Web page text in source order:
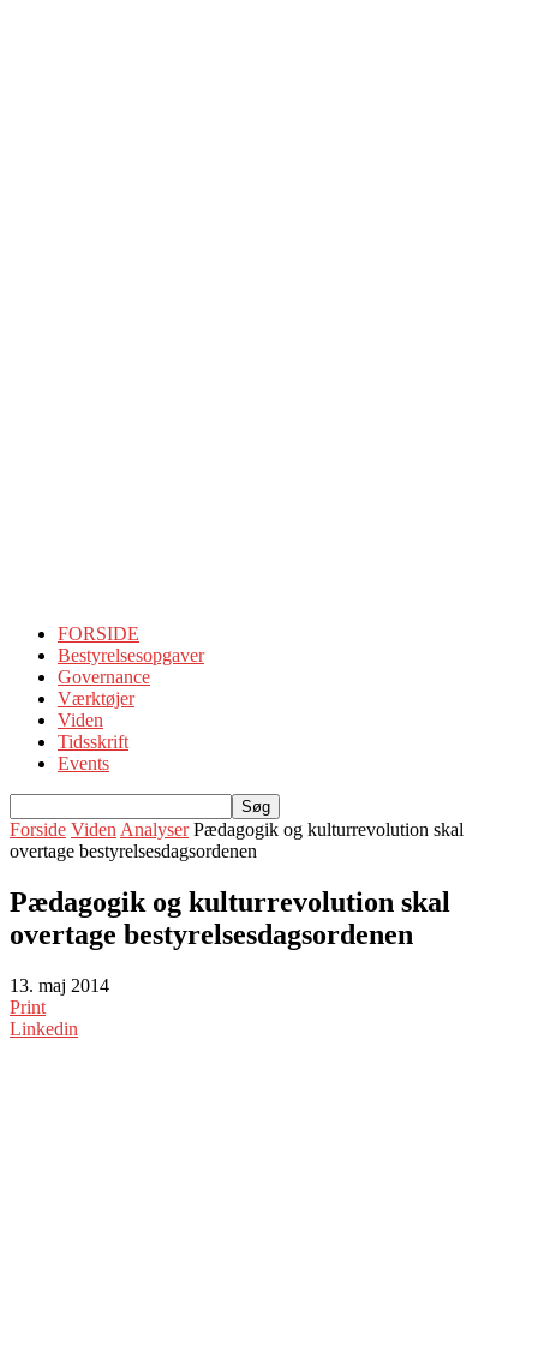
FORSIDE
Bestyrelsesopgaver
Governance
Værktøjer
Viden
Tidsskrift
Events
Forside Viden Analyser Pædagogik og kulturrevolution skal
overtage bestyrelsesdagsordenen
Pædagogik og kulturrevolution skal
overtage bestyrelsesdagsordenen
13. maj 2014
Print
Linkedin